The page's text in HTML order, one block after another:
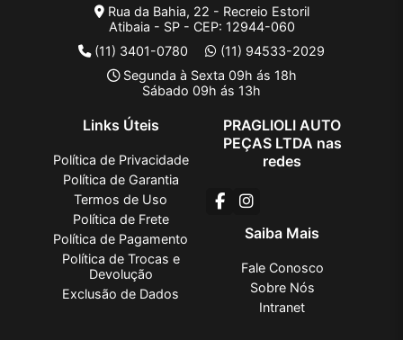
Rua da Bahia, 22 - Recreio Estoril
Atibaia - SP - CEP: 12944-060
(11) 3401-0780
(11) 94533-2029
Segunda à Sexta 09h ás 18h
Sábado 09h ás 13h
Links Úteis
Política de Privacidade
Política de Garantia
Termos de Uso
Política de Frete
Política de Pagamento
Política de Trocas e
Devolução
Exclusão de Dados
PRAGLIOLI AUTO
PEÇAS LTDA nas
redes
Saiba Mais
Fale Conosco
Sobre Nós
Intranet